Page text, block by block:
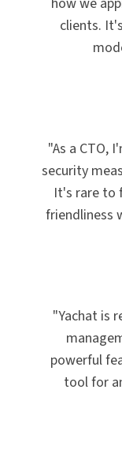
clients.
"As a CTO,
security
It's rare to
friendliness
"Yachat is
powerful
tool for